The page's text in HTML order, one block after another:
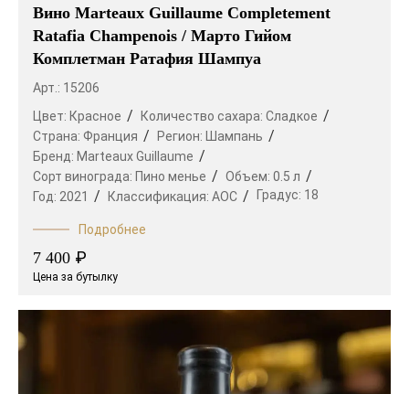
Вино Marteaux Guillaume Completement
Ratafia Champenois / Марто Гийом
Комплетман Ратафия Шампуа
Арт.: 15206
Цвет: Красное Количество сахара: Сладкое
Страна: Франция Регион: Шампань
Бренд: Marteaux Guillaume
Сорт винограда: Пино менье Объем: 0.5 л
Год: 2021 Классификация: AOC Градус: 18
Подробнее
7 400 ₽
Цена за бутылку